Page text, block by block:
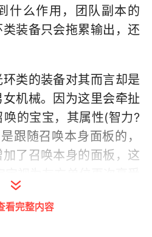
什么作用，团队副本的
装备只会拖累输出，还
类的装备对其而言却是
机械。因为这里会牵扯
的宝宝，其属性(智力?
跟随召唤本身面板的，
了召唤本身的面板，这
环类的装备对 召唤和机
效果都是双倍的，这就
看完整内容